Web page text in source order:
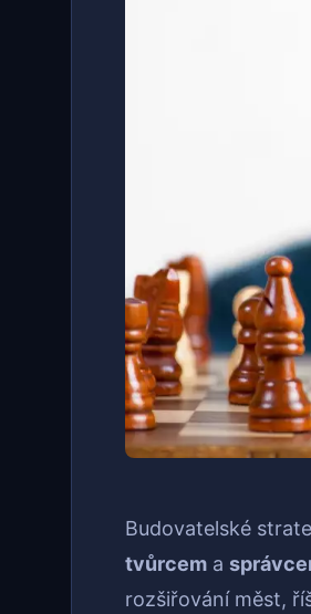
Budovatelské
tvůrcem a
rozšiřování měst,